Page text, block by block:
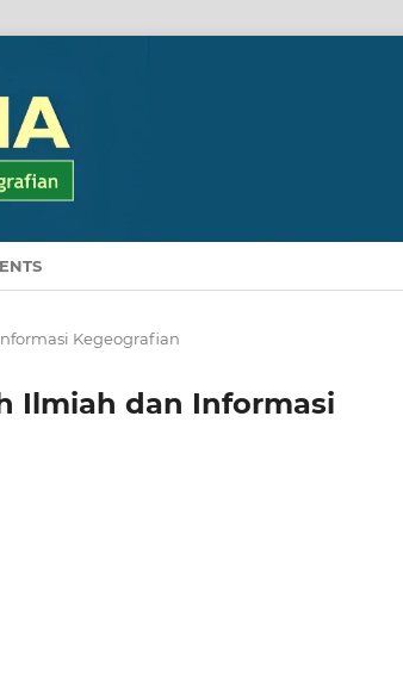
Kegeografian
Ilmiah dan Informasi